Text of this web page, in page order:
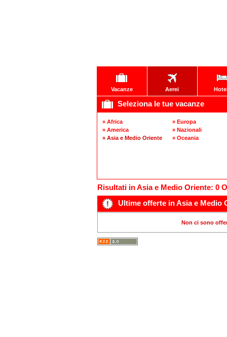
Vacanze Aerei
Seleziona le tue vacanze
» Africa
» America
» Asia e Medio Oriente
» Europa
» Nazionali
» Oceania
Risultati in Asia e Medio Oriente: 0
Ultime offerte in Asia e Medio
Non ci sono